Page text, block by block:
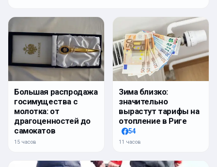
Большая распродажа
госимущества с
молотка: от
драгоценностей до
самокатов
15 часов
Зима близко:
значительно
вырастут тарифы на
отопление в Риге
54
11 часов